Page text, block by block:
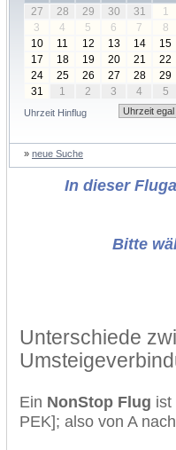
27 28 29 30 31 1
3
4 5 6 7 8
10
11 12 13 14 15
17
18 19 20 21 22
24
25 26 27 28 29
31
1 2 3 4 5
Uhrzeit Hinflug
» neue Suche
In dieser
Bitte
Unterschiede
Ein NonStop Flug ist
PEK]; also von A